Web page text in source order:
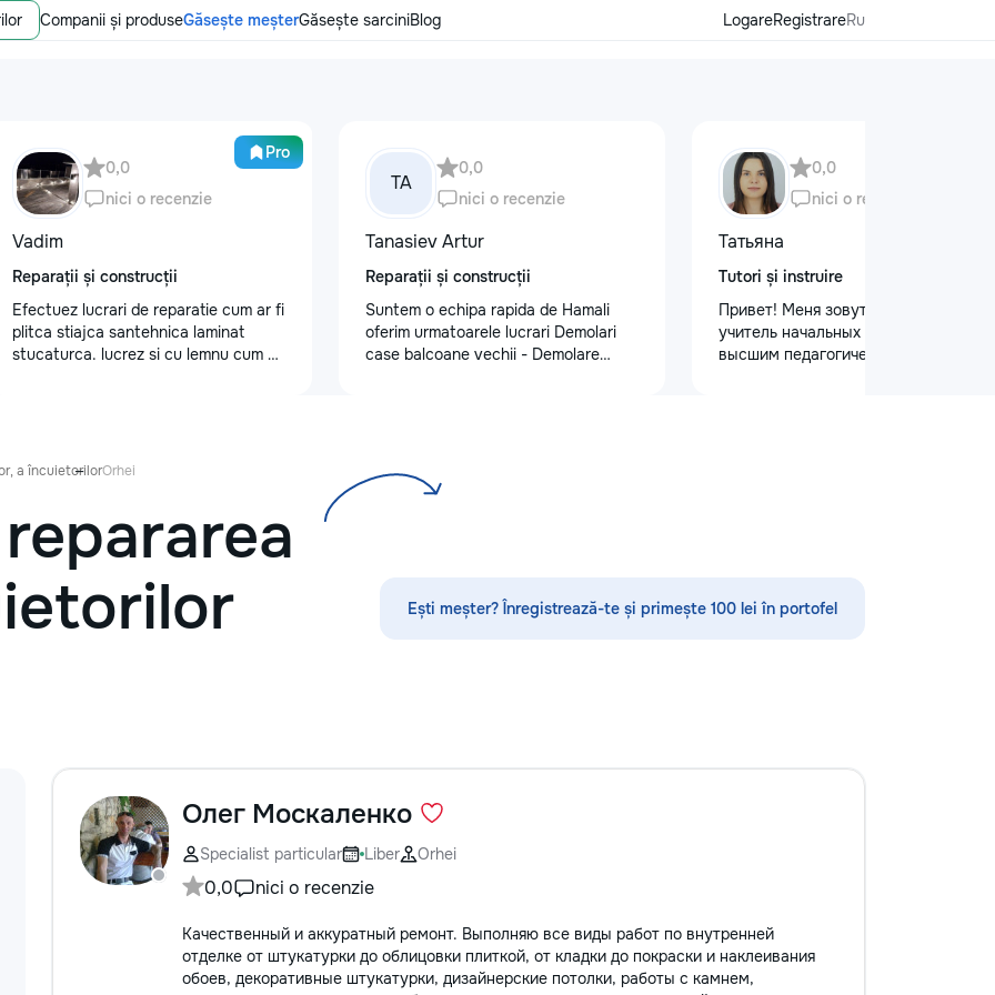
Companii și produseGăsește meșterGăsește sarciniBlog LogareRegistrareRu
Pro
0,0
nici o recenzie
Vadim
Reparații și construcții
Efectuez lucrari de reparatie cum ar fi
plitca stiajca santehnica laminat
stucaturca. lucrez si cu lemnu cum ar
TA
0,0
nici o recenzie
Tanasiev Artur
Reparații și construcții
Suntem o echipa rapida de Hamali
oferim urmatoarele lucrari Demolari
case balcoane vechii - Demolare
Demontat parchet,sapă,teracota -
0,0
nici o recenzie
Татьяна
Tutori și instruire
Привет! Меня зовут Татьяна Я —
учитель начальных классов с
высшим педагогическим и
задания ✨ эмоционально-
психологическая подготовка к
особенный — я найду подход
открывать этот мир вместе! Ваш
малыш заслуживает лучшего!
a încuietorilorOrhei
Ești meșter? Înregistrează-te și primește 100 lei în portofel
Олег Москаленко
Specialist particular Liber Orhei
0,0 nici o recenzie
Качественный и аккуратный ремонт. Выполняю все виды работ по внутренней
отделке от штукатурки до облицовки плиткой, от кладки до покраски и наклеивания
обоев, декоративные штукатурки, дизайнерские потолки, работы с камнем,